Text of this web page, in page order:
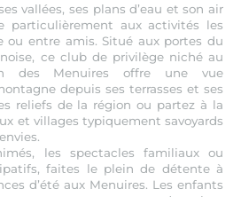
vallées, ses plans d’eau et son air
particulièrement aux activités les
ou entre amis. Situé aux portes du
ce club de privilège niché au
Menuires offre une vue
depuis ses terrasses et ses
reliefs de la région ou partez à la
et villages typiquement savoyards
les spectacles familiaux ou
faites le plein de détente à
d’été aux Menuires. Les enfants